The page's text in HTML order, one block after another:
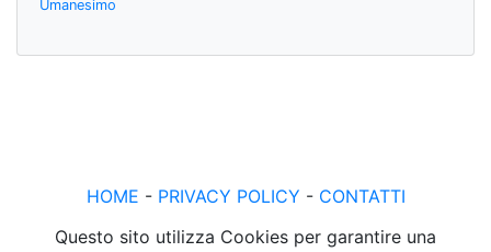
Umanesimo
HOME - PRIVACY POLICY - CONTATTI
Questo sito utilizza Cookies per garantire una